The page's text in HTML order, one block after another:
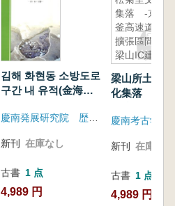
김해 화현동 소방도로
구간 내 유적(金海会
遺蹟) 2
慶南発展研究院 歴史文化センター
新刊 在庫なし
古書 1 点
4,989 円
集落 -京
釜高速道路
擴張區間内
梁山IC建立
査報告-
梁山所土里
化集落 -京
建立敷地発
慶南考古学研
新刊 在庫なし
古書 1 点
4,989 円